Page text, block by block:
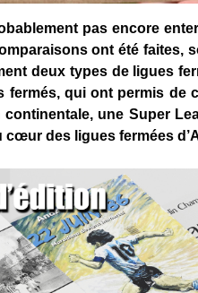
pas encore
ont été faites,
deux types de ligues
qui ont permis de
une Super
cœur des ligues fermées